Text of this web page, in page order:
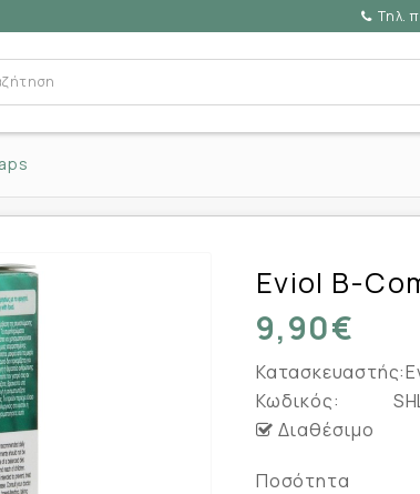
Τηλ.
Eviol B-
9,90€
Κατασκευαστής:
Κωδικός:
Διαθέσιμο
Ποσότητα